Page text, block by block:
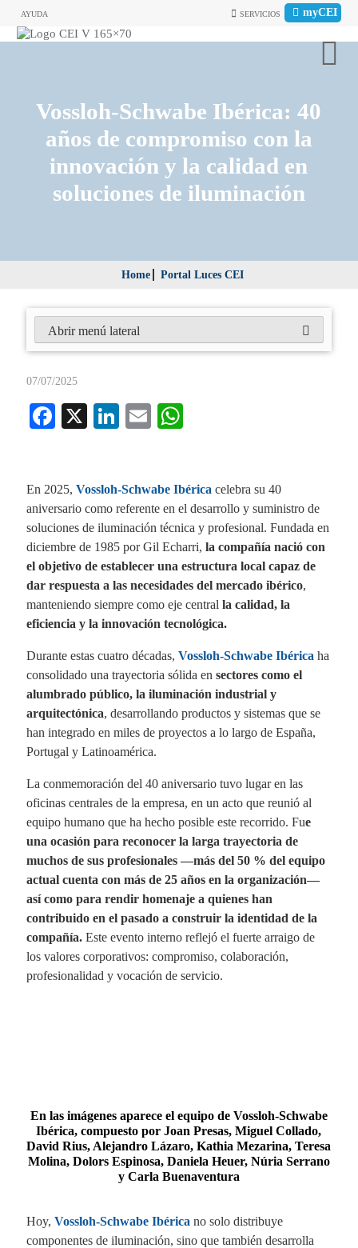
AYUDA myCEI
SERVICIOS
Vossloh-Schwabe Ibérica: 40
años de compromiso con la
innovación y la calidad en
soluciones de iluminación
Home Portal Luces CEI
07/07/2025
Fa
ok
X
Li
In
E
A
pp
En 2025, Vossloh-Schwabe Ibérica celebra su 40
aniversario como referente en el desarrollo y suministro de
soluciones de iluminación técnica y profesional. Fundada en
diciembre de 1985 por Gil Echarri, la compañía nació con
el objetivo de establecer una estructura local capaz de
dar respuesta a las necesidades del mercado ibérico,
manteniendo siempre como eje central la calidad, la
eficiencia y la innovación tecnológica.
Durante estas cuatro décadas, Vossloh-Schwabe Ibérica ha
consolidado una trayectoria sólida en sectores como el
alumbrado público, la iluminación industrial y
arquitectónica, desarrollando productos y sistemas que se
han integrado en miles de proyectos a lo largo de España,
Portugal y Latinoamérica.
La conmemoración del 40 aniversario tuvo lugar en las
oficinas centrales de la empresa, en un acto que reunió al
equipo humano que ha hecho posible este recorrido. Fue
una ocasión para reconocer la larga trayectoria de
muchos de sus profesionales —más del 50 % del equipo
actual cuenta con más de 25 años en la organización—
así como para rendir homenaje a quienes han
contribuido en el pasado a construir la identidad de la
compañía.Este evento interno reflejó el fuerte arraigo de
los valores corporativos: compromiso, colaboración,
profesionalidad y vocación de servicio.
En las imágenes aparece el equipo de Vossloh-Schwabe
Ibérica, compuesto por Joan Presas, Miguel Collado,
David Rius, Alejandro Lázaro, Kathia Mezarina, Teresa
Molina, Dolors Espinosa, Daniela Heuer, Núria Serrano
y Carla Buenaventura
Hoy, Vossloh-Schwabe Ibérica no solo distribuye
componentes de iluminación, sino que también desarrolla
Abrir menú lateral